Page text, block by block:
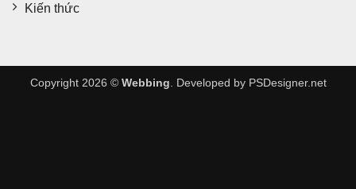
Kiến thức
Copyright 2026 © Webbing . Developed by PSDesigner.net